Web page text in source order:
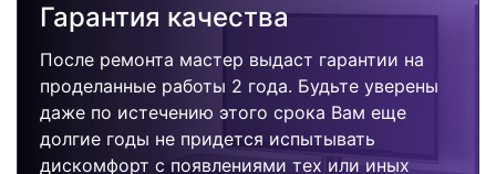
Гарантия качества
После ремонта мастер выдаст гарантии на
проделанные работы 2 года. Будьте уверены
даже по истечению этого срока Вам еще
долгие годы не придется испытывать
дискомфорт с появлениями тех или иных